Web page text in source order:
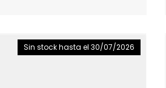
Sin stockhasta el 30/07/2026